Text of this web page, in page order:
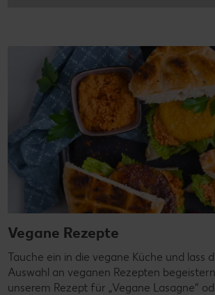
Vegane Rezepte
Tauche ein in die vegane Küche und lass
Auswahl an veganen Rezepten
unserem Rezept für „Vegane Lasagne“